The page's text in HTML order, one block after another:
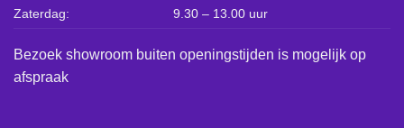
Zaterdag: 9.30 – 13.00 uur
Bezoek showroom buiten openingstijden is mogelijk op
afspraak